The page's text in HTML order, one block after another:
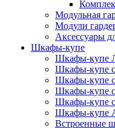
Модульная
Модули
Аксессуары
Шкафы-купе
Шкафы-купе
Шкафы-купе
Шкафы-купе
Шкафы-купе с
Шкафы-купе
Шкафы-купе
Встроенные